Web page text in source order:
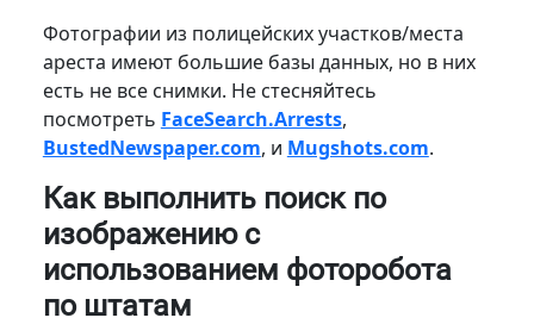
Фотографии из полицейских участков/места
ареста имеют большие базы данных, но в них
есть не все снимки. Не стесняйтесь
посмотреть FaceSearch.Arrests,
BustedNewspaper.com, и Mugshots.com.
Как выполнить поиск по
изображению с
использованием фоторобота
по штатам